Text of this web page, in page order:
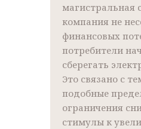
магистральная
компания не
финансовых
потребители
сберегать
Это связано с
подобные
ограничения
стимулы к